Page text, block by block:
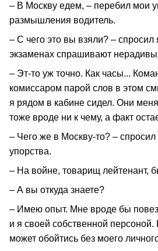
– В Москву едем, – перебил мои
размышления водитель.
– С чего это вы взяли? – спросил
экзаменах спрашивают
– Эт-то уж точно. Как часы...
комиссаром парой слов в этом
я рядом в кабине сидел. Они
тоже вроде ни к чему, а факт
– Чего же в Москву-то? – спросил
упорства.
– На войне, товарищ лейтенант,
– А вы откуда знаете?
– Имею опыт. Мне вроде бы
и я своей собственной персоной.
может обойтись без моего